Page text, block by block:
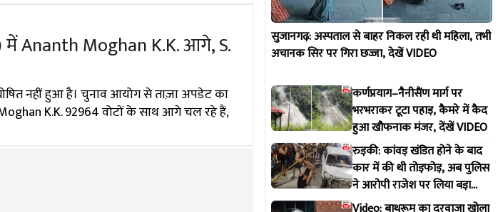
में Ananth Moghan K.K. आगे, S.
नहीं हुआ है। चुनाव आयोग से ताज़ा अपडेट का
K.K. 92964 वोटों के साथ आगे चल रहे हैं,
सुजानगढ़: अस्पताल से बाहर निकल रही थी महिला, तभी
अचानक सिर पर गिरा छज्जा, देखें VIDEO
कर्णप्रयाग–नैनीसैंण मार्ग पर
भरभराकर टूटा पहाड़, कैमरे में कैद
हुआ खौफनाक मंजर, देंखें VIDEO
रुड़की: कांवड़ खंडित होने के बाद
कार में की थी तोड़फोड़, अब पुलिस
ने आरोपी राजेश पर लिया बड़ा
एक्शन